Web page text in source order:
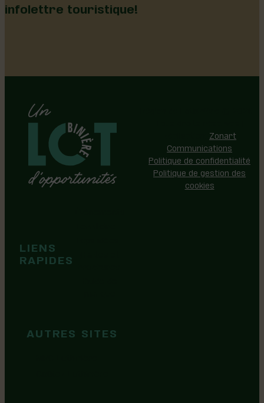
infolettre touristique!
LIENS
RAPIDES
AUTRES SITES
Zonart
Communications
Politique de confidentialité
Politique de gestion des
cookies